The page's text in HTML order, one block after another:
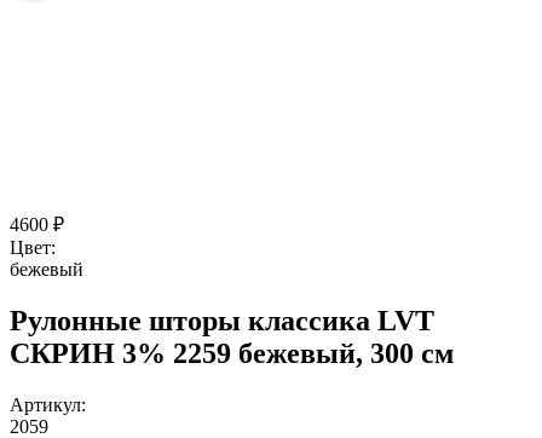
4600 ₽
Цвет:
бежевый
Рулонные шторы классика LVT
СКРИН 3% 2259 бежевый, 300 см
Артикул:
2059